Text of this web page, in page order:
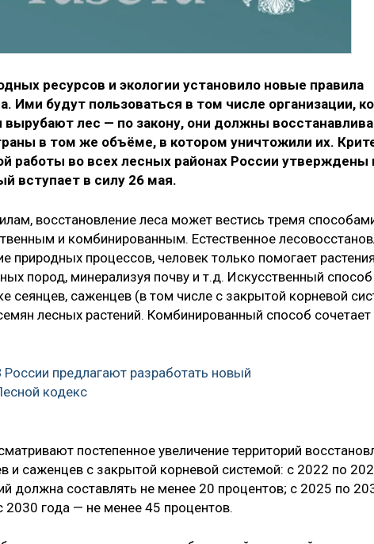
ресурсов и экологии установило новые правила
Ими будут пользоваться в том числе организации,
вырубают лес — по закону, они должны
в том же объёме, в котором уничтожили их.
работы во всех лесных районах России утверждены
вступает в силу 26 мая.
восстановление леса может вестись тремя
и комбинированным. Естественное
природных процессов, человек только помогает
пород, минерализуя почву и т.д. Искусственный
сеянцев, саженцев (в том числе с закрытой корневой
лесных растений. Комбинированный способ
России предлагают разработать новый
кодекс
постепенное увеличение территорий
и саженцев с закрытой корневой системой: с 2022 по
должна составлять не менее 20 процентов; с 2025 по
2030 года — не менее 45 процентов.